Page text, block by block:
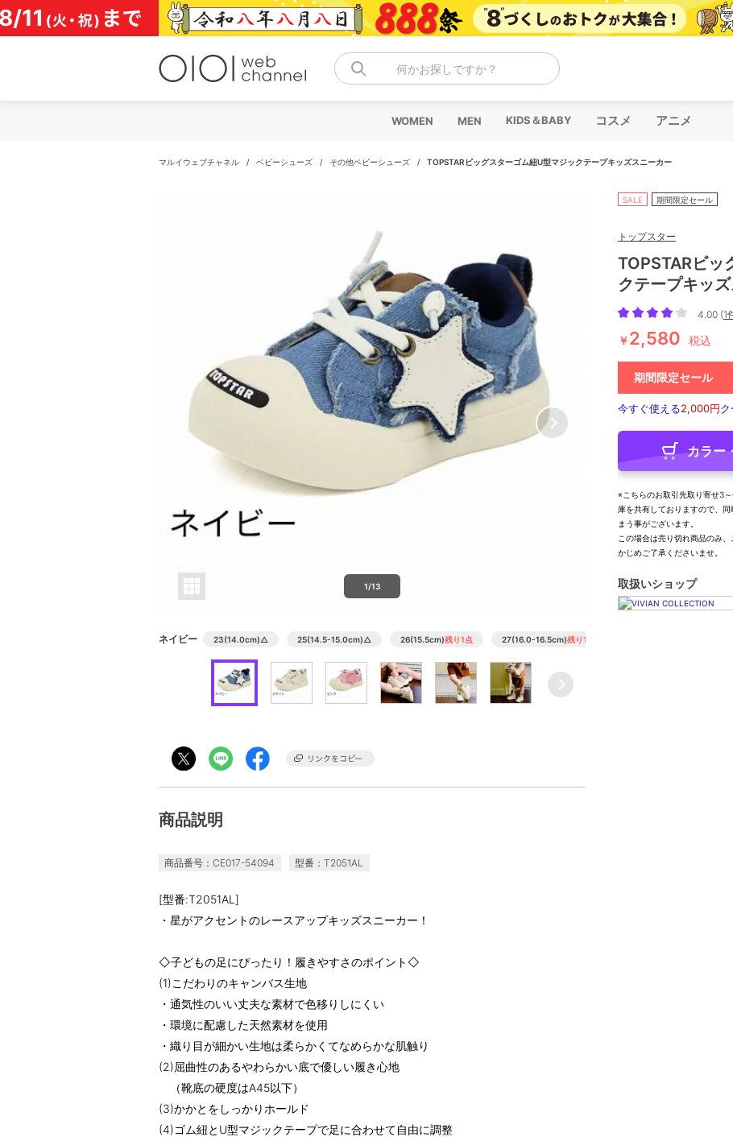
コ
ン
テ
何かお探しですか？
WOMEN MEN KIDS＆BABY コスメ アニメ
マルイウェブチャネル / ベビーシューズ / その他ベビーシューズ / TOPSTARビッグスターゴム紐U型マジックテープキッズスニーカー
1/13
ネイビー 23(14.0cm)△ 25(14.5-15.0cm)△ 26(15.5cm)残り1点 27(16.0-16.5cm)残り1点
商品説明
商品番号：CE017-54094 型番：T2051AL
[型番:T2051AL]
・星がアクセントのレースアップキッズスニーカー！
◇子どもの足にぴったり！履きやすさのポイント◇
(1)こだわりのキャンバス生地
・通気性のいい丈夫な素材で色移りしにくい
・環境に配慮した天然素材を使用
・織り目が細かい生地は柔らかくてなめらかな肌触り
(2)屈曲性のあるやわらかい底で優しい履き心地
（靴底の硬度はA45以下）
(3)かかとをしっかりホールド
(4)ゴム紐とU型マジックテープで足に合わせて自由に調整
SALE 期間限定セール
トップスター
TOPSTARビッ
クテープキッ
4.00 (1
￥2,580 税込
期間限定セール
今すぐ使える2,000円
カラー
※こちらのお取引先取り寄せ3
庫を共有しておりますので、
まう事がございます。
この場合は売り切れ商品のみ
かじめご了承くださいませ。
取扱いショップ